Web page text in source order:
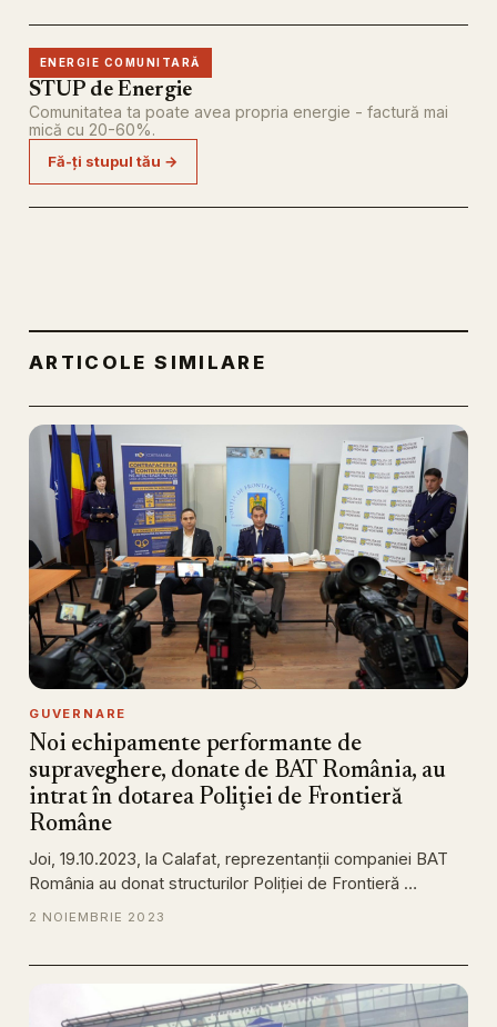
ENERGIE COMUNITARĂ
STUP de Energie
Comunitatea ta poate avea propria energie - factură mai
mică cu 20-60%.
Fă-ți stupul tău →
ARTICOLE SIMILARE
GUVERNARE
Noi echipamente performante de
supraveghere, donate de BAT România, au
intrat în dotarea Poliţiei de Frontieră
Române
Joi, 19.10.2023, la Calafat, reprezentanţii companiei BAT
România au donat structurilor Poliţiei de Frontieră …
2 NOIEMBRIE 2023